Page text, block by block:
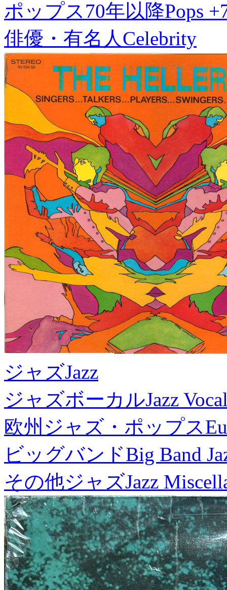
ポップス70年以降Pops
俳優・有名人Celebrity
ジャズJazz
ジャズボーカルJazz
欧州ジャズ・ポップス
ビッグバンドBig Band
その他ジャズJazz